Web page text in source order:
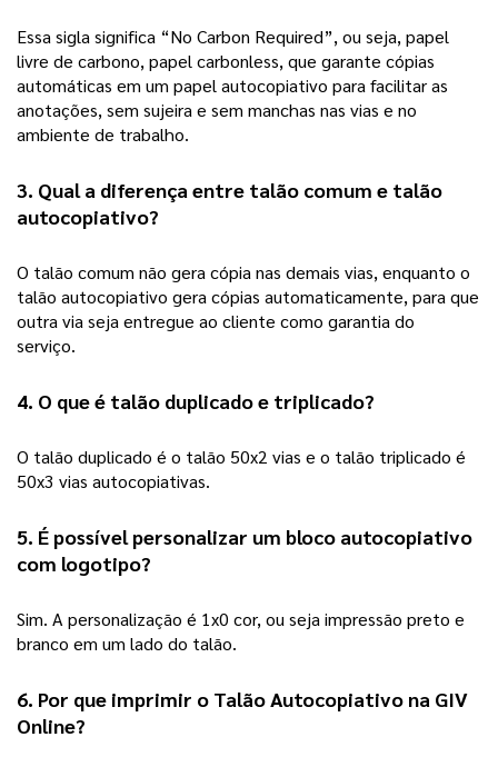
Essa sigla significa “No Carbon Required”, ou seja, papel
livre de carbono, papel carbonless, que garante cópias
automáticas em um papel autocopiativo para facilitar as
anotações, sem sujeira e sem manchas nas vias e no
ambiente de trabalho.
3. Qual a diferença entre talão comum e talão
autocopiativo?
O talão comum não gera cópia nas demais vias, enquanto o
talão autocopiativo gera cópias automaticamente, para que
outra via seja entregue ao cliente como garantia do
serviço.
4. O que é talão duplicado e triplicado?
O talão duplicado é o talão 50x2 vias e o talão triplicado é
50x3 vias autocopiativas.
5. É possível personalizar um bloco autocopiativo
com logotipo?
Sim. A personalização é 1x0 cor, ou seja impressão preto e
branco em um lado do talão.
6. Por que imprimir o Talão Autocopiativo na GIV
Online?